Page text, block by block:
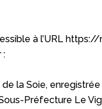
à l’URL
:
de la Soie,
Préfecture Le